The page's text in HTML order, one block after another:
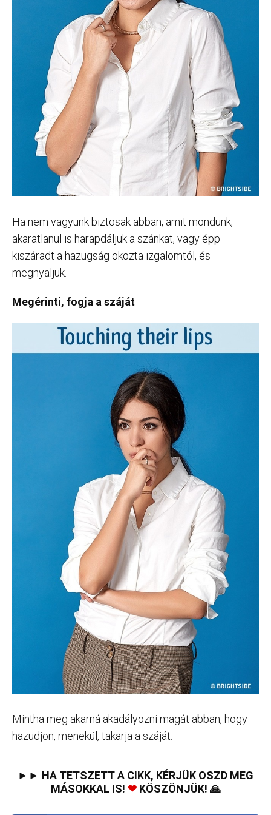
Ha nem vagyunk biztosak abban, amit mondunk,
akaratlanul is harapdáljuk a szánkat, vagy épp
kiszáradt a hazugság okozta izgalomtól, és
megnyaljuk.
Megérinti, fogja a száját
Mintha meg akarná akadályozni magát abban, hogy
hazudjon, menekül, takarja a száját.
►► HA TETSZETT A CIKK, KÉRJÜK OSZD MEG
MÁSOKKAL IS! ❤KÖSZÖNJÜK! 🙏